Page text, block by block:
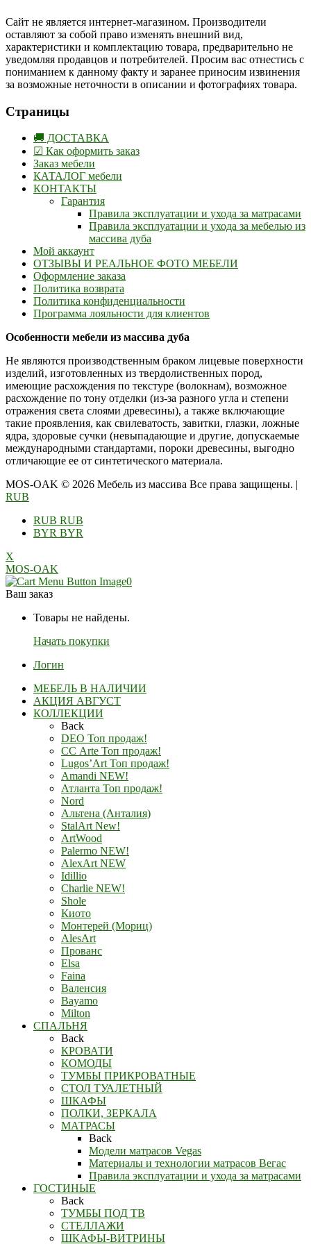
Сайт не является интернет-магазином. Производители
оставляют за собой право изменять внешний вид,
характеристики и комплектацию товара, предварительно не
уведомляя продавцов и потребителей. Просим вас отнестись с
пониманием к данному факту и заранее приносим извинения
за возможные неточности в описании и фотографиях товара.
Страницы
🚚 ДОСТАВКА
☑ Как оформить заказ
Заказ мебели
КАТАЛОГ мебели
КОНТАКТЫ
Гарантия
Правила эксплуатации и ухода за матрасами
Правила эксплуатации и ухода за мебелью из
массива дуба
Мой аккаунт
ОТЗЫВЫ И РЕАЛЬНОЕ ФОТО МЕБЕЛИ
Оформление заказа
Политика возврата
Политика конфиденциальности
Программа лояльности для клиентов
Особенности мебели из массива дуба
Не являются производственным браком лицевые поверхности
изделий, изготовленных из твердолиственных пород,
имеющие расхождения по текстуре (волокнам), возможное
расхождение по тону отделки (из-за разного угла и степени
отражения света слоями древесины), а также включающие
такие проявления, как свилеватость, завитки, глазки, ложные
ядра, здоровые сучки (невыпадающие и другие, допускаемые
международными стандартами, пороки древесины, выгодно
отличающие ее от синтетического материала.
MOS-OAK © 2026 Мебель из массива Все права защищены. |
RUB
RUB RUB
BYR BYR
X
MOS-OAK
0
Ваш заказ
Товары не найдены.
Начать покупки
Логин
МЕБЕЛЬ В НАЛИЧИИ
АКЦИЯ АВГУСТ
КОЛЛЕКЦИИ
Back
DEO Топ продаж!
СС Arte Топ продаж!
Lugos’Art Топ продаж!
Amandi NEW!
Атланта Топ продаж!
Nord
Альтена (Анталия)
StalArt New!
ArtWood
Palermo NEW!
AlexArt NEW
Idillio
Charlie NEW!
Shole
Киото
Монтерей (Мориц)
AlesArt
Прованс
Elsa
Faina
Валенсия
Bayamo
Milton
СПАЛЬНЯ
Back
КРОВАТИ
КОМОДЫ
ТУМБЫ ПРИКРОВАТНЫЕ
СТОЛ ТУАЛЕТНЫЙ
ШКАФЫ
ПОЛКИ, ЗЕРКАЛА
МАТРАСЫ
Back
Модели матрасов Vegas
Материалы и технологии матрасов Вегас
Правила эксплуатации и ухода за матрасами
ГОСТИНЫЕ
Back
ТУМБЫ ПОД ТВ
СТЕЛЛАЖИ
ШКАФЫ-ВИТРИНЫ